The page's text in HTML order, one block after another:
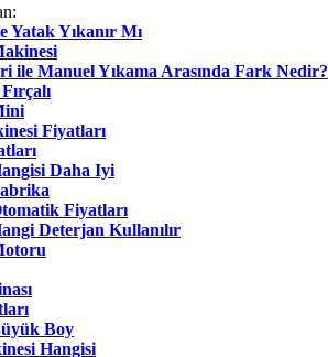
Yatak Yıkanır Mı
ile Manuel Yıkama Arasında Fark Nedir?
Fiyatları
Daha Iyi
Fiyatları
Deterjan Kullanılır
Boy
Hangisi